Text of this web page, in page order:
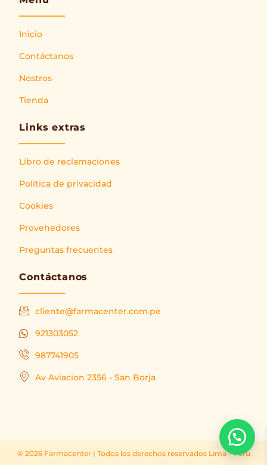
Inicio
Contáctanos
Nostros
Tienda
Links extras
Libro de reclamaciones
Política de privacidad
Cookies
Provehedores
Preguntas frecuentes
Contáctanos
cliente@farmacenter.com.pe
921303052
987741905
Av Aviacion 2356 - San Borja
© 2026 Farmacenter | Todos los derechos reservados Lima - Peru